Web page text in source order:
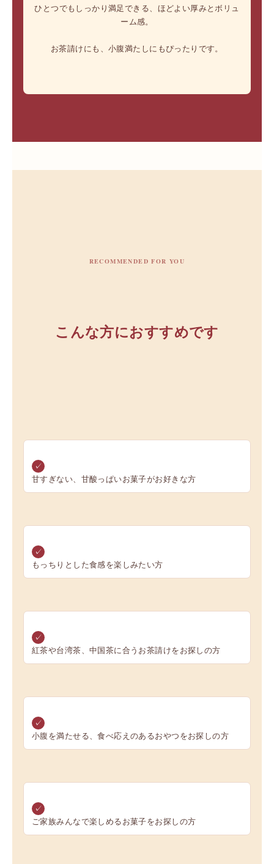
ひとつでもしっかり満足できる、ほどよい厚みとボリュ
ーム感。
お茶請けにも、小腹満たしにもぴったりです。
RECOMMENDED FOR YOU
こんな方におすすめです
✓
甘すぎない、甘酸っぱいお菓子がお好きな方
✓
もっちりとした食感を楽しみたい方
✓
紅茶や台湾茶、中国茶に合うお茶請けをお探しの方
✓
小腹を満たせる、食べ応えのあるおやつをお探しの方
✓
ご家族みんなで楽しめるお菓子をお探しの方